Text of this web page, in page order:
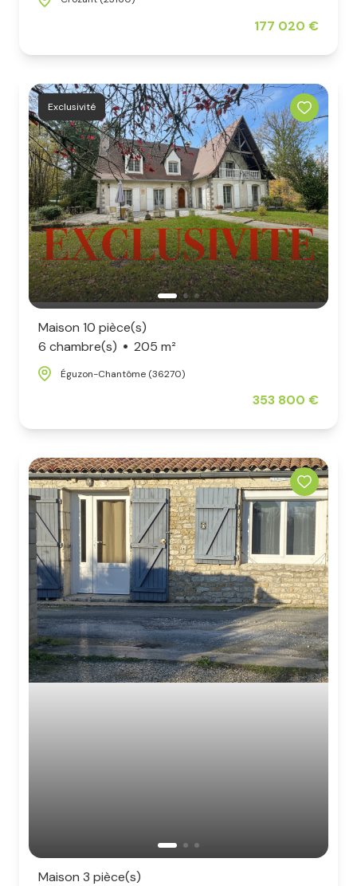
177 020 €
Exclusivité
Maison 10 pièce(s)
6 chambre(s)
205 m²
Éguzon-Chantôme (36270)
353 800 €
Maison 3 pièce(s)